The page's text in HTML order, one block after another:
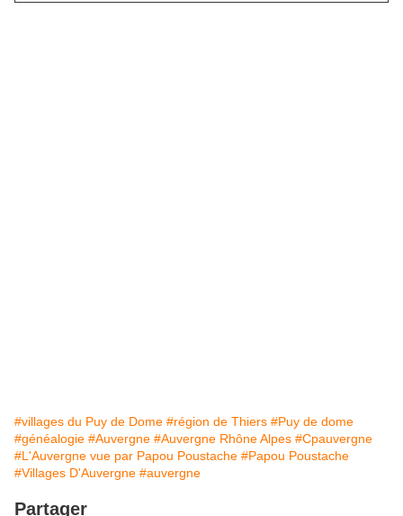
#villages du Puy de Dome #région de Thiers #Puy de dome
#généalogie #Auvergne #Auvergne Rhône Alpes #Cpauvergne
#L'Auvergne vue par Papou Poustache #Papou Poustache
#Villages D'Auvergne #auvergne
Partager